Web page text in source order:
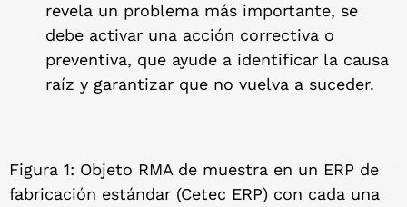
revela un problema más importante, se
debe activar una acción correctiva o
preventiva, que ayude a identificar la causa
raíz y garantizar que no vuelva a suceder.
Figura 1: Objeto RMA de muestra en un ERP de
fabricación estándar (Cetec ERP) con cada una